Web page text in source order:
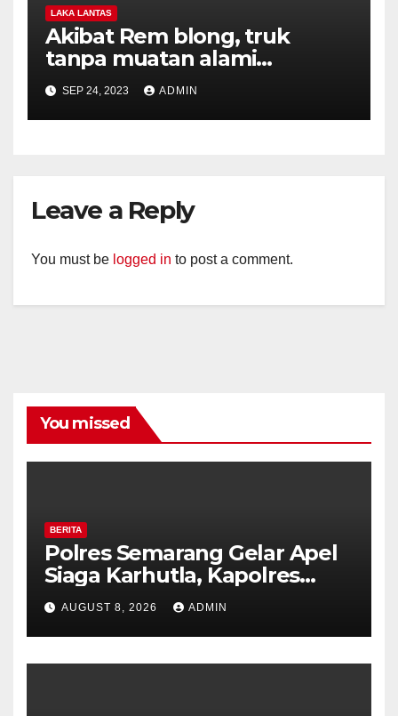
LAKA LANTAS
Akibat Rem blong, truk
tanpa muatan alami
kecelakaan.
SEP 24, 2023 ADMIN
Leave a Reply
You must be logged in to post a comment.
You missed
BERITA
Polres Semarang Gelar Apel
Siaga Karhutla, Kapolres
Tekankan Sinergi dan
Kesiapsiagaan Hadapi Musim
Kemarau.
AUGUST 8, 2026 ADMIN